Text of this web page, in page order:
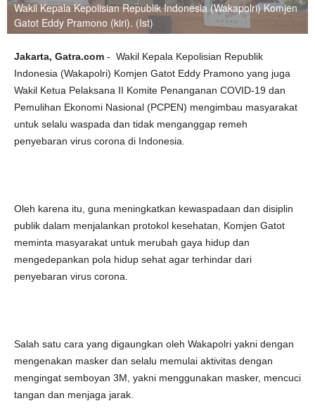
Wakil Kepala Kepolisian Republik Indonesia (Wakapolri) Komjen
Gatot Eddy Pramono (kiri). (Ist)
Jakarta, Gatra.com - Wakil Kepala Kepolisian Republik
Indonesia (Wakapolri) Komjen Gatot Eddy Pramono yang juga
Wakil Ketua Pelaksana II Komite Penanganan COVID-19 dan
Pemulihan Ekonomi Nasional (PCPEN) mengimbau masyarakat
untuk selalu waspada dan tidak menganggap remeh
penyebaran virus corona di Indonesia.
Oleh karena itu, guna meningkatkan kewaspadaan dan disiplin
publik dalam menjalankan protokol kesehatan, Komjen Gatot
meminta masyarakat untuk merubah gaya hidup dan
mengedepankan pola hidup sehat agar terhindar dari
penyebaran virus corona.
Salah satu cara yang digaungkan oleh Wakapolri yakni dengan
mengenakan masker dan selalu memulai aktivitas dengan
mengingat semboyan 3M, yakni menggunakan masker, mencuci
tangan dan menjaga jarak.